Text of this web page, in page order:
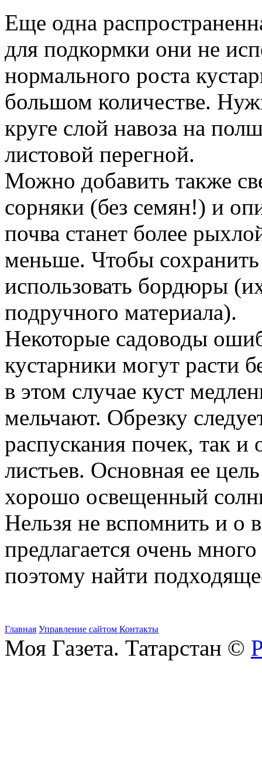
Еще одна
для подкормки они не
нормального роста
большом количестве.
круге слой навоза на
листовой перегной.
Можно добавить также
сорняки (без семян!) и
почва станет более
меньше. Чтобы
использовать бордюры
подручного материала).
Некоторые садоводы
кустарники могут расти
в этом случае куст
мельчают. Обрезку
распускания почек, так
листьев. Основная ее
хорошо освещенный
Нельзя не вспомнить и о
предлагается очень
поэтому найти
Главная Управление сайтом Контакты
Моя Газета. Татарстан ©